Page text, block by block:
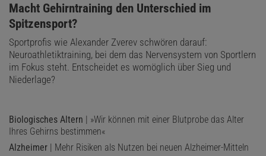
:
Macht Gehirntraining den Unterschied im
Spitzensport?
Sportprofis wie Alexander Zverev schwören darauf:
Neuroathletiktraining, bei dem das Nervensystem von Sportlern
im Fokus steht. Entscheidet es womöglich über Sieg und
Niederlage?
Biologisches Altern | »Wir können mit einer Blutprobe das Alter
Ihres Gehirns bestimmen«
Alzheimer | Mehr Risiken als Nutzen bei neuen Alzheimer-Mitteln